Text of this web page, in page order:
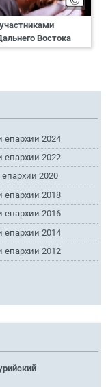
Востока
епархии 2024
епархии 2022
2020
епархии 2018
епархии 2016
епархии 2014
епархии 2012